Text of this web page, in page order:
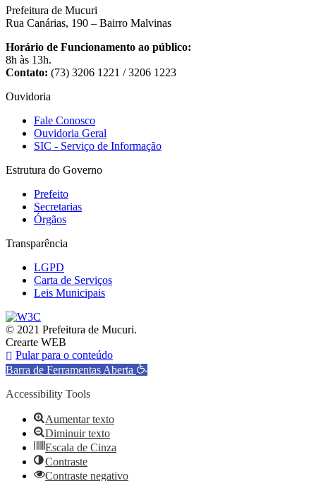
Prefeitura de Mucuri
Rua Canárias, 190 – Bairro Malvinas
Horário de Funcionamento ao público:
8h às 13h.
Contato: (73) 3206 1221 / 3206 1223
Ouvidoria
Fale Conosco
Ouvidoria Geral
SIC - Serviço de Informação
Estrutura do Governo
Prefeito
Secretarias
Órgãos
Transparência
LGPD
Carta de Serviços
Leis Municipais
© 2021 Prefeitura de Mucuri.
Crearte WEB
Pular para o conteúdo
Barra de Ferramentas Aberta
Accessibility Tools
Aumentar texto
Diminuir texto
Escala de Cinza
Contraste
Contraste negativo